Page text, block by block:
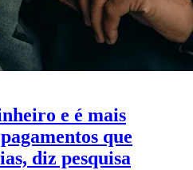
e é mais
que
diz pesquisa